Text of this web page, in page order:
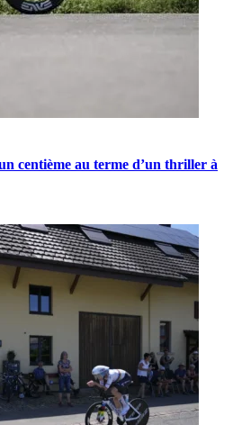
centième au terme d’un thriller à